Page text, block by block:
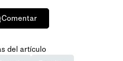
Comentar
del artículo